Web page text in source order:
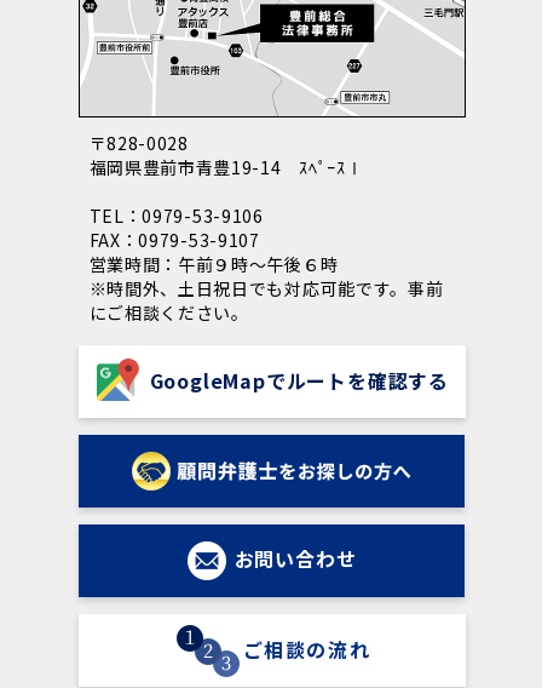
〒828-0028
福岡県豊前市青豊19-14 ｽﾍﾟｰｽⅠ
TEL：0979-53-9106
FAX：0979-53-9107
営業時間：午前９時～午後６時
※時間外、土日祝日でも対応可能です。事前
にご相談ください。
GoogleMapでルートを確認する
お問い合わせ
ご相談の流れ